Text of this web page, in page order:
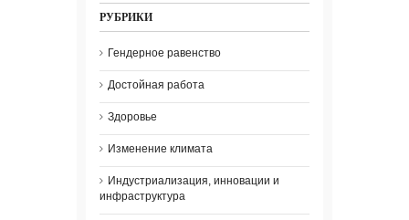
РУБРИКИ
Гендерное равенство
Достойная работа
Здоровье
Изменение климата
Индустриализация, инновации и
инфраструктура